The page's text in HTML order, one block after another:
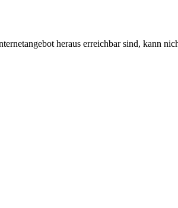
heraus erreichbar sind, kann